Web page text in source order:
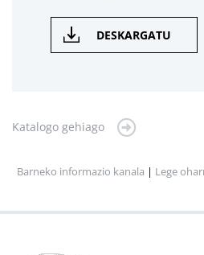
DESKARGATU
Katalogo gehiago
Barneko informazio kanala | Lege